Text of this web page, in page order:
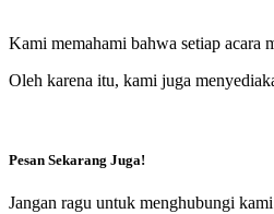
Kami memahami bahwa setiap acara
Oleh karena itu, kami juga
Pesan Sekarang Juga!
Jangan ragu untuk menghubungi